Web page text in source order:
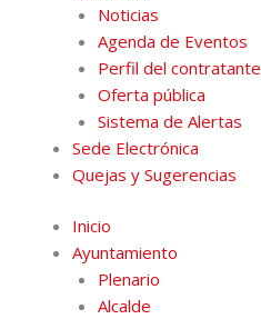
Noticias
Agenda de Eventos
Perfil del contratante
Oferta pública
Sistema de Alertas
Sede Electrónica
Quejas y Sugerencias
Inicio
Ayuntamiento
Plenario
Alcalde